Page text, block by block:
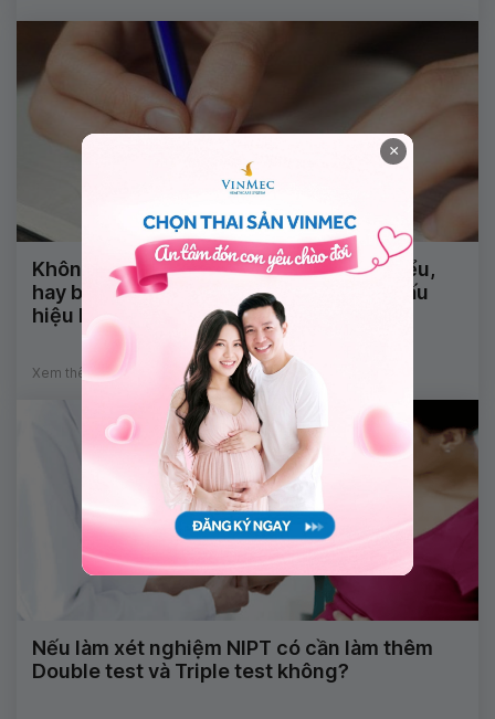
Không nói được, nhìn mặt chữ không hiểu,
hay bị động kinh và tê đầu ngón tay là dấu
hiệu bệnh gì?
Xem thêm
Nếu làm xét nghiệm NIPT có cần làm thêm
Double test và Triple test không?
×